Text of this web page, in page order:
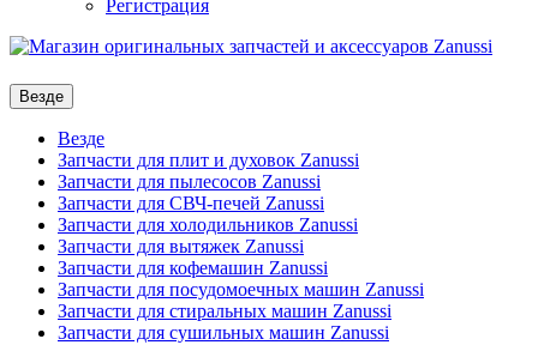
Регистрация
Везде
Везде
Запчасти для плит и духовок Zanussi
Запчасти для пылесосов Zanussi
Запчасти для СВЧ-печей Zanussi
Запчасти для холодильников Zanussi
Запчасти для вытяжек Zanussi
Запчасти для кофемашин Zanussi
Запчасти для посудомоечных машин Zanussi
Запчасти для стиральных машин Zanussi
Запчасти для сушильных машин Zanussi